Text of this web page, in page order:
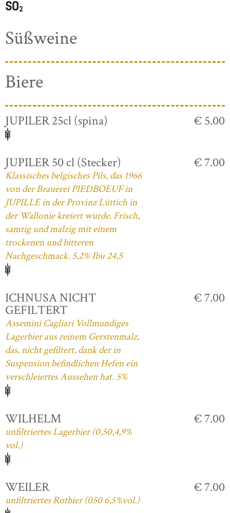
Süßweine
Biere
JUPILER 25cl (spina) € 5.00
JUPILER 50 cl (Stecker)
Klassisches belgisches Pils, das 1966
von der Brauerei PIEDBOEUF in
JUPILLE in der Provinz Lüttich in
der Wallonie kreiert wurde. Frisch,
samtig und malzig mit einem
trockenen und bitteren
Nachgeschmack. 5,2% Ibu 24,5
€ 7.00
ICHNUSA NICHT
GEFILTERT
Assemini Cagliari Vollmundiges
Lagerbier aus reinem Gerstenmalz,
das, nicht gefiltert, dank der in
Suspension befindlichen Hefen ein
verschleiertes Aussehen hat. 5%
€ 7.00
WILHELM
unfiltriertes Lagerbier (0,50,4,9%
vol.)
€ 7.00
WEILER
unfiltriertes Rotbier (050 6,5%vol.)
€ 7.00